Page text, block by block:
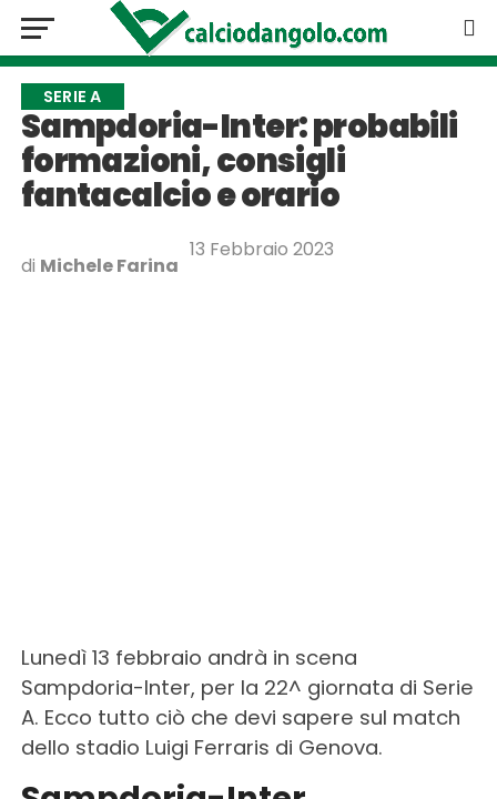
SERIE A
Sampdoria-Inter: probabili
formazioni, consigli
fantacalcio e orario
di Michele Farina
13 Febbraio 2023
Lunedì 13 febbraio andrà in scena
Sampdoria-Inter, per la 22^ giornata di Serie
A. Ecco tutto ciò che devi sapere sul match
dello stadio Luigi Ferraris di Genova.